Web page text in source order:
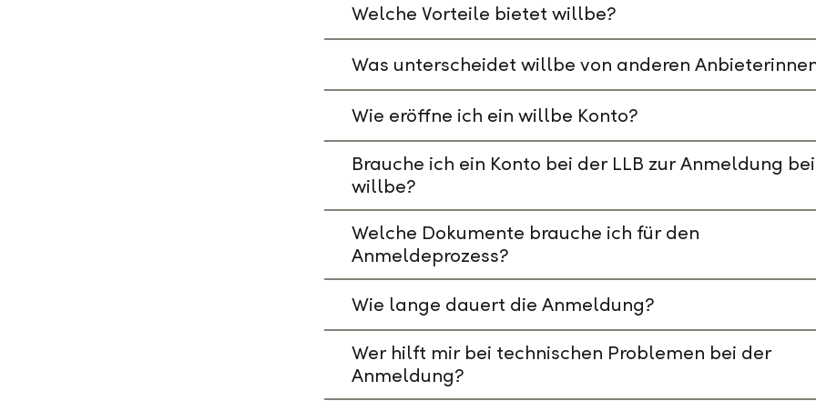
Welche Vorteile bietet willbe?
Was unterscheidet willbe von anderen
Wie eröffne ich ein willbe Konto?
Brauche ich ein Konto bei der LLB zur Anmeldung bei
willbe?
Welche Dokumente brauche ich für den
Anmeldeprozess?
Wie lange dauert die Anmeldung?
Wer hilft mir bei technischen Problemen bei der
Anmeldung?